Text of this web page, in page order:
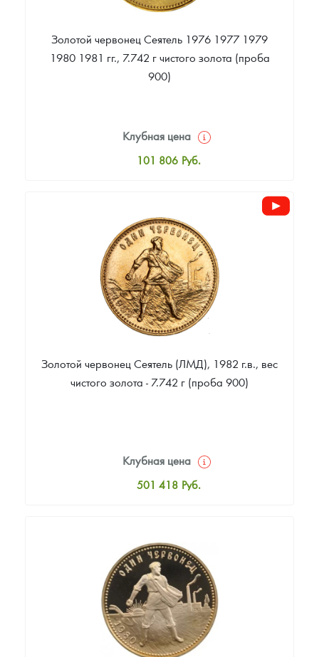
Золотой червонец Сеятель 1976 1977 1979
1980 1981 гг., 7.742 г чистого золота (проба
900)
Клубная цена
101 806 Руб.
Цена выкупа
89 091 Руб.
Золотой червонец Сеятель (ЛМД), 1982 г.в., вес
чистого золота - 7.742 г (проба 900)
Клубная цена
501 418 Руб.
Цена выкупа
Звоните